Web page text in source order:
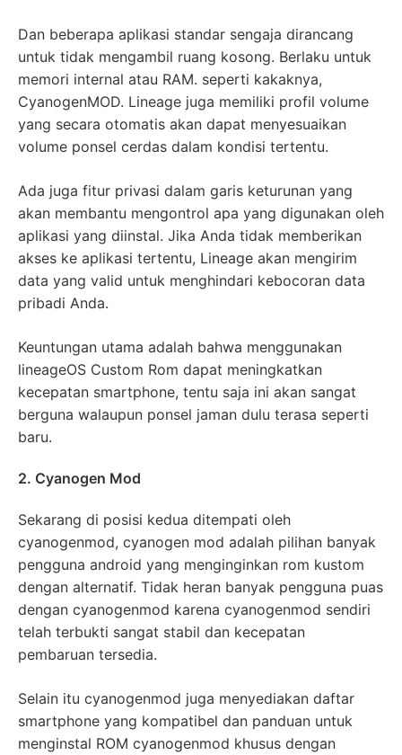
Dan beberapa aplikasi standar sengaja dirancang
untuk tidak mengambil ruang kosong. Berlaku untuk
memori internal atau RAM. seperti kakaknya,
CyanogenMOD. Lineage juga memiliki profil volume
yang secara otomatis akan dapat menyesuaikan
volume ponsel cerdas dalam kondisi tertentu.
Ada juga fitur privasi dalam garis keturunan yang
akan membantu mengontrol apa yang digunakan oleh
aplikasi yang diinstal. Jika Anda tidak memberikan
akses ke aplikasi tertentu, Lineage akan mengirim
data yang valid untuk menghindari kebocoran data
pribadi Anda.
Keuntungan utama adalah bahwa menggunakan
lineageOS Custom Rom dapat meningkatkan
kecepatan smartphone, tentu saja ini akan sangat
berguna walaupun ponsel jaman dulu terasa seperti
baru.
2. Cyanogen Mod
Sekarang di posisi kedua ditempati oleh
cyanogenmod, cyanogen mod adalah pilihan banyak
pengguna android yang menginginkan rom kustom
dengan alternatif. Tidak heran banyak pengguna puas
dengan cyanogenmod karena cyanogenmod sendiri
telah terbukti sangat stabil dan kecepatan
pembaruan tersedia.
Selain itu cyanogenmod juga menyediakan daftar
smartphone yang kompatibel dan panduan untuk
menginstal ROM cyanogenmod khusus dengan